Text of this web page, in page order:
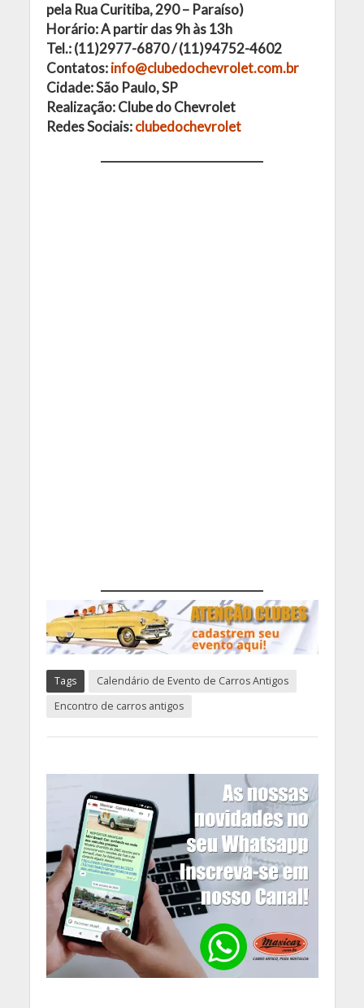
pela Rua Curitiba, 290 – Paraíso)
Horário: A partir das 9h às 13h
Tel.: (11)2977-6870 / (11)94752-4602
Contatos:info@clubedochevrolet.com.br
Cidade: São Paulo, SP
Realização: Clube do Chevrolet
Redes Sociais:clubedochevrolet
Tags
Calendário de Evento de Carros Antigos
Encontro de carros antigos